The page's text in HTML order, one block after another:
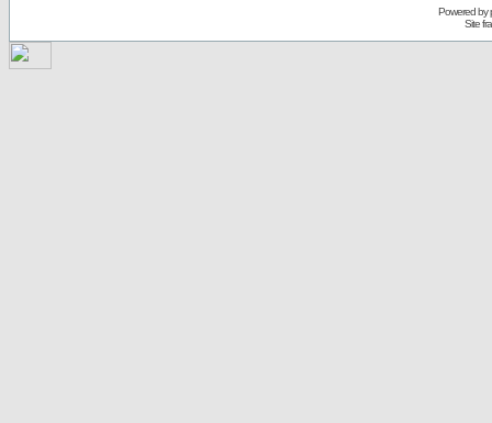
Powered by
Site